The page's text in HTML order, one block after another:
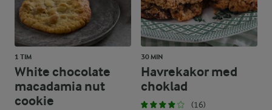
1 TIM
White chocolate
macadamia nut
cookie
30 MIN
Havrekakor med
choklad
(16)